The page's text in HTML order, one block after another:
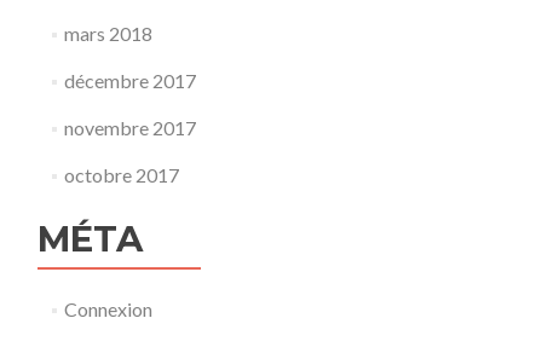
mars 2018
décembre 2017
novembre 2017
octobre 2017
MÉTA
Connexion